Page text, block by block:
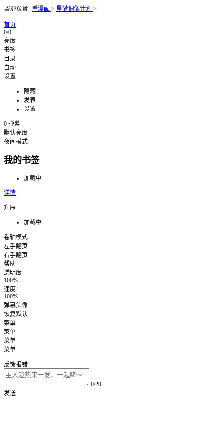
当前位置: 看漫画 > 星梦偶像计划 >
首页
0/0
亮度
书签
目录
自动
设置
隐藏
发表
设置
0 弹幕
默认亮度
夜间模式
我的书签
加载中...
详情
升序
加载中...
卷轴模式
左手翻页
右手翻页
帮助
透明度
100%
速度
100%
弹幕头像
恢复默认
菜单
菜单
菜单
菜单
反馈报错
0/20
发送